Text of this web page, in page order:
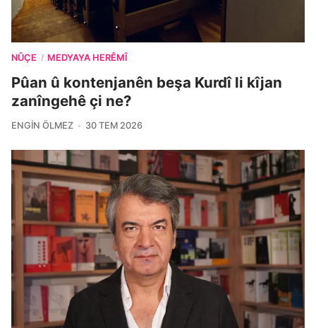
NÛÇE / MEDYAYA HERÊMÎ
Pûan û kontenjanên beşa Kurdî li kîjan
zanîngehê çi ne?
ENGIN ÖLMEZ 30 TEM 2026